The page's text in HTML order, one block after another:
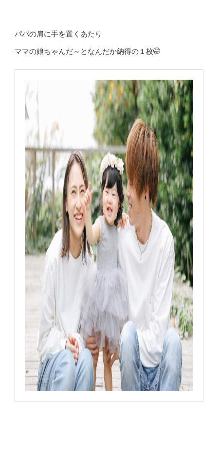
パパの肩に手を置くあたり
ママの娘ちゃんだ～となんだか納得の１枚🤭